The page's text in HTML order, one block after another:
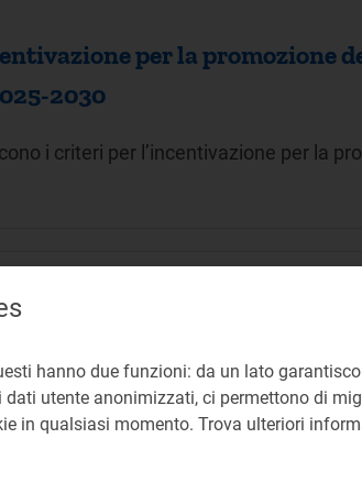
per la promozione
2030
i criteri per l’incentivazione per la
S.p.A. degli incentivi di cui
2023
a Terna gli incentivi per l’anno
hanno due funzioni: da un lato
utente anonimizzati, ci permettono di
in qualsiasi momento. Trova ulteriori